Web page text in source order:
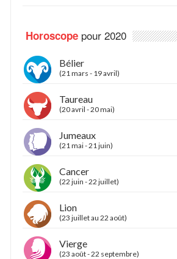
Horoscope pour 2020
Bélier
(21 mars - 19 avril)
Taureau
(20 avril - 20 mai)
Jumeaux
(21 mai - 21 juin)
Cancer
(22 juin - 22 juillet)
Lion
(23 juillet au 22 août)
Vierge
(23 août - 22 septembre)